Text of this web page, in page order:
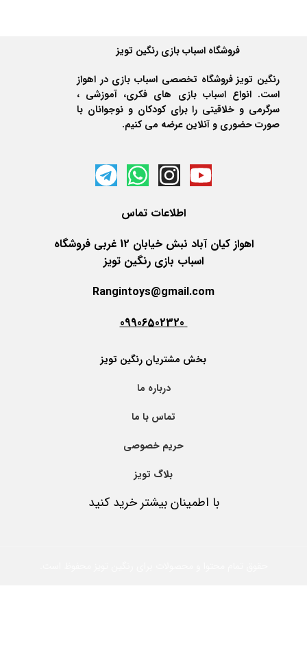
فروشگاه اسباب بازی رنگین تویز
رنگین تویز فروشگاه تخصصی اسباب بازی در اهواز
است. انواع اسباب بازی های فکری، آموزشی ،
سرگرمی و خلاقیتی را برای کودکان و نوجوانان با
صورت حضوری و آنلاین عرضه می کنیم.
اطلاعات تماس
اهواز کیان آباد نبش خیابان 12 غربی فروشگاه
اسباب بازی رنگین تویز
Rangintoys@gmail.com
09906502320
بخش مشتریان رنگین تویز
درباره ما
تماس با ما
حریم خصوصی
بلاگ تویز
با اطمینان بیشتر خرید کنید